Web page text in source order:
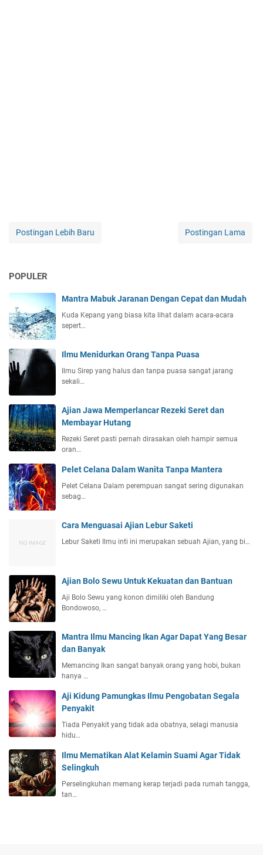
Postingan Lebih Baru Postingan Lama
POPULER
Mantra Mabuk Jaranan Dengan Cepat dan Mudah
Kuda Kepang yang biasa kita lihat dalam acara-acara
sepert…
Ilmu Menidurkan Orang Tanpa Puasa
Ilmu Sirep yang halus dan tanpa puasa sangat jarang
sekali…
Ajian Jawa Memperlancar Rezeki Seret dan
Membayar Hutang
Rezeki Seret pasti pernah dirasakan oleh hampir semua
oran…
Pelet Celana Dalam Wanita Tanpa Mantera
Pelet Celana Dalam perempuan sangat sering digunakan
sebag…
Cara Menguasai Ajian Lebur Saketi
Lebur Saketi Ilmu inti ini merupakan sebuah Ajian, yang bi…
Ajian Bolo Sewu Untuk Kekuatan dan Bantuan
Aji Bolo Sewu yang konon dimiliki oleh Bandung
Bondowoso, …
Mantra Ilmu Mancing Ikan Agar Dapat Yang Besar
dan Banyak
Memancing Ikan sangat banyak orang yang hobi, bukan
hanya …
Aji Kidung Pamungkas Ilmu Pengobatan Segala
Penyakit
Tiada Penyakit yang tidak ada obatnya, selagi manusia
hidu…
Ilmu Mematikan Alat Kelamin Suami Agar Tidak
Selingkuh
Perselingkuhan memang kerap terjadi pada rumah tangga,
tan…